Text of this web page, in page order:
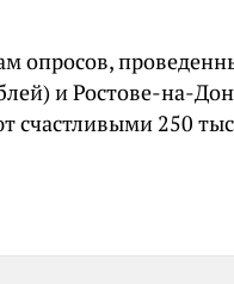
опросов,
и Ростове-на-
счастливыми 250